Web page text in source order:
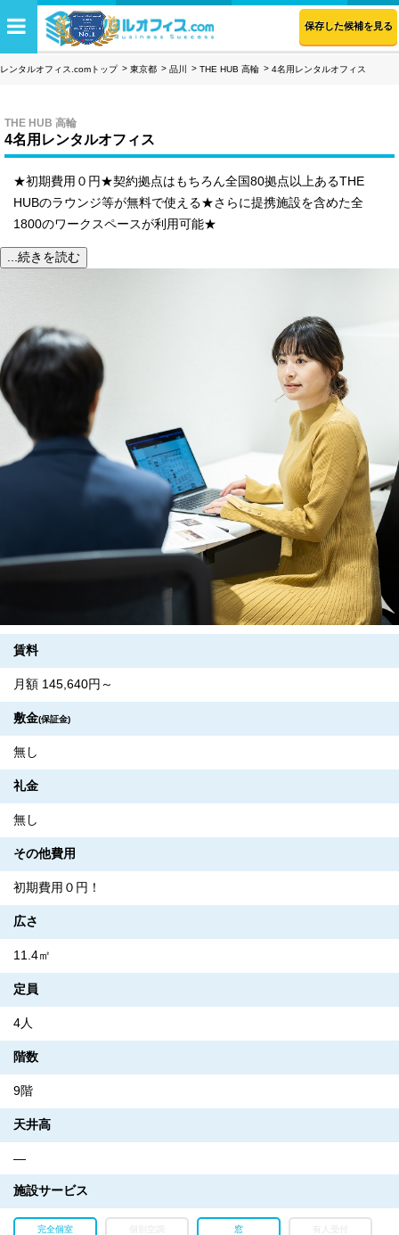
保存した候補を見る
レンタルオフィス.comトップ 東京都 品川 THE HUB 高輪 4名用レンタルオフィス
THE HUB 高輪
4名用レンタルオフィス
★初期費用０円★契約拠点はもちろん全国80拠点以上あるTHE
HUBのラウンジ等が無料で使える★さらに提携施設を含めた全
1800のワークスペースが利用可能★
...続きを読む
賃料
月額 145,640円～
敷金(保証金)
無し
礼金
無し
その他費用
初期費用０円！
広さ
11.4㎡
定員
4人
階数
9階
天井高
―
施設サービス
完全個室 個別空調 窓